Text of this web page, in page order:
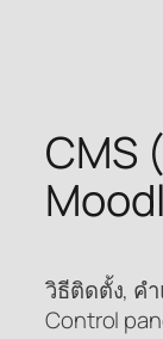
CMS
วิธีติดตั้ง, ค
Control